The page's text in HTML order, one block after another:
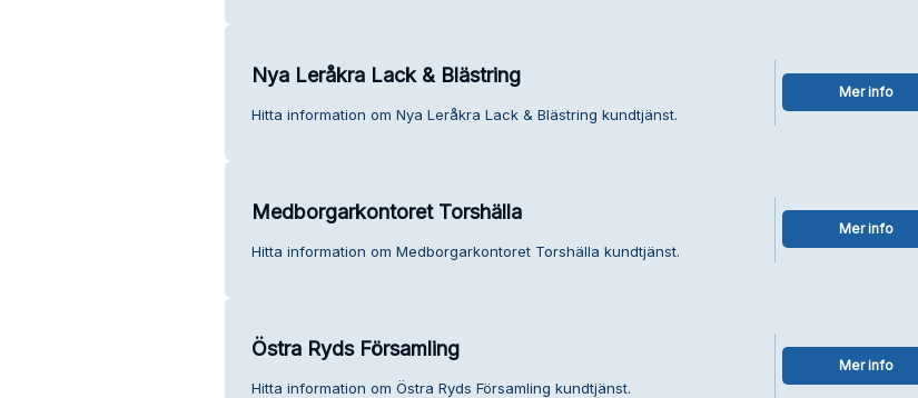
Nya Leråkra Lack & Blästring
Hitta information om Nya Leråkra Lack & Blästring kundtjänst.
Mer info
Medborgarkontoret Torshälla
Hitta information om Medborgarkontoret Torshälla kundtjänst.
Mer info
Östra Ryds Församling
Hitta information om Östra Ryds Församling kundtjänst.
Mer info